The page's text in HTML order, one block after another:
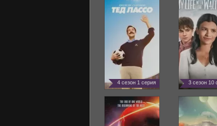
4 сезон 1 серия 3 сезон 10